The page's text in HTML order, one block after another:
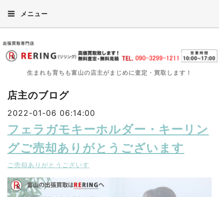
メニュー
生まれも育ちも富山の店主がまじめに査定・買取します！
店主のブログ
2022-01-06 06:14:00
フェラガモキーホルダー・キーリン
グご売却ありがとうございます
ご売却ありがとうございす